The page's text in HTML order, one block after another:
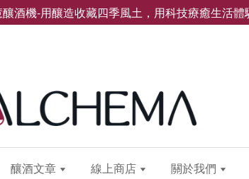
酒機-用釀造收藏四季風土，用科技療癒生活體
釀酒文章 線上商店 關於我們